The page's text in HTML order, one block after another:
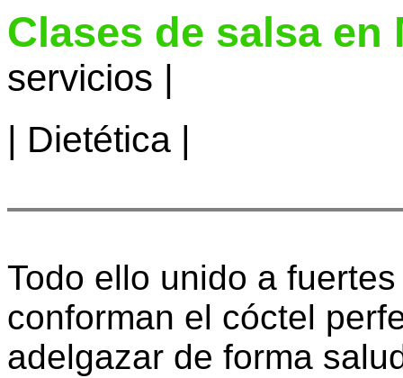
Clases de salsa en
servicios |
Dietética
Todo ello unido a
conforman el cóctel
adelgazar de forma